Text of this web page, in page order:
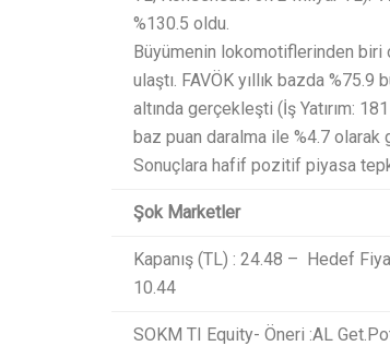
%130.5 oldu.
Büyümenin lokomotiflerinden biri
ulaştı. FAVÖK yıllık bazda
altında gerçekleşti (İş Yatırım:
baz puan daralma ile %4.7 olarak
Sonuçlara hafif pozitif piyasa
Şok Marketler
Kapanış (TL) : 24.48 – Hedef
10.44
SOKM TI Equity- Öneri :AL